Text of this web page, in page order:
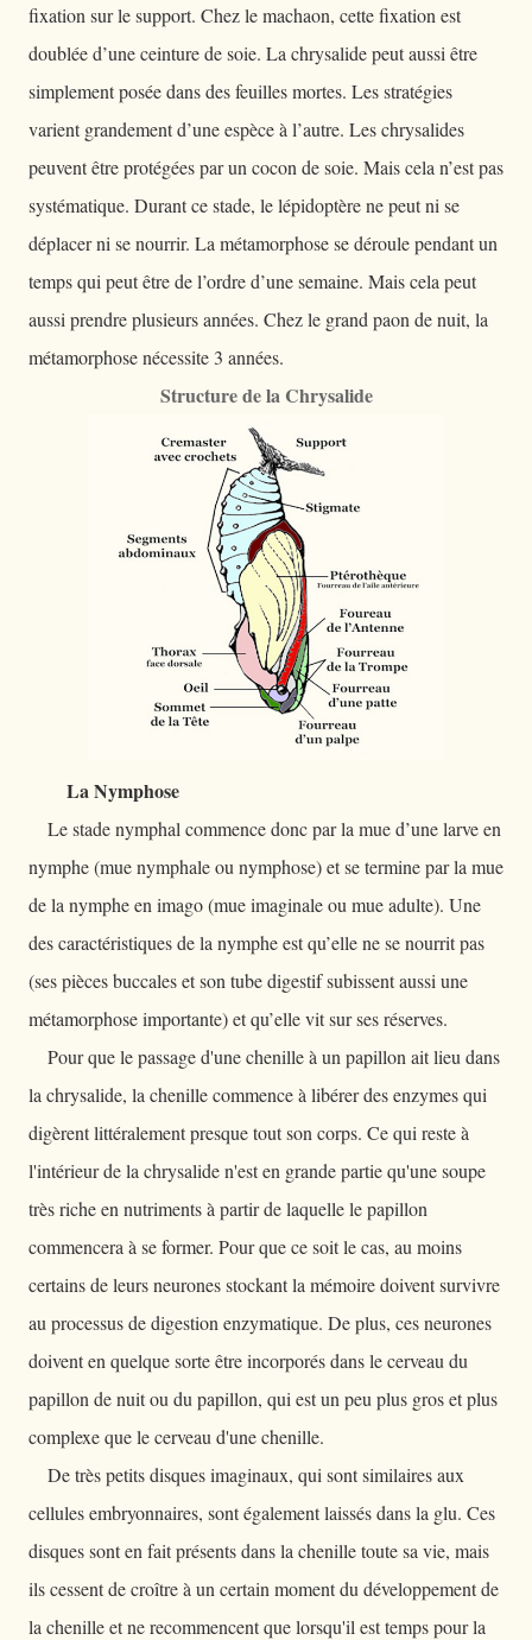
fixation sur le support. Chez le machaon, cette fixation est
doublée d’une ceinture de soie. La chrysalide peut aussi être
simplement posée dans des feuilles mortes. Les stratégies
varient grandement d’une espèce à l’autre. Les chrysalides
peuvent être protégées par un cocon de soie. Mais cela n’est pas
systématique. Durant ce stade, le lépidoptère ne peut ni se
déplacer ni se nourrir. La métamorphose se déroule pendant un
temps qui peut être de l’ordre d’une semaine. Mais cela peut
aussi prendre plusieurs années. Chez le grand paon de nuit, la
métamorphose nécessite 3 années.
Structure de la Chrysalide
La Nymphose
Le stade nymphal commence donc par la mue d’une larve en
nymphe (mue nymphale ou nymphose) et se termine par la mue
de la nymphe en imago (mue imaginale ou mue adulte). Une
des caractéristiques de la nymphe est qu’elle ne se nourrit pas
(ses pièces buccales et son tube digestif subissent aussi une
métamorphose importante) et qu’elle vit sur ses réserves.
Pour que le passage d'une chenille à un papillon ait lieu dans
la chrysalide, la chenille commence à libérer des enzymes qui
digèrent littéralement presque tout son corps. Ce qui reste à
l'intérieur de la chrysalide n'est en grande partie qu'une soupe
très riche en nutriments à partir de laquelle le papillon
commencera à se former. Pour que ce soit le cas, au moins
certains de leurs neurones stockant la mémoire doivent survivre
au processus de digestion enzymatique. De plus, ces neurones
doivent en quelque sorte être incorporés dans le cerveau du
papillon de nuit ou du papillon, qui est un peu plus gros et plus
complexe que le cerveau d'une chenille.
De très petits disques imaginaux, qui sont similaires aux
cellules embryonnaires, sont également laissés dans la glu. Ces
disques sont en fait présents dans la chenille toute sa vie, mais
ils cessent de croître à un certain moment du développement de
la chenille et ne recommencent que lorsqu'il est temps pour la